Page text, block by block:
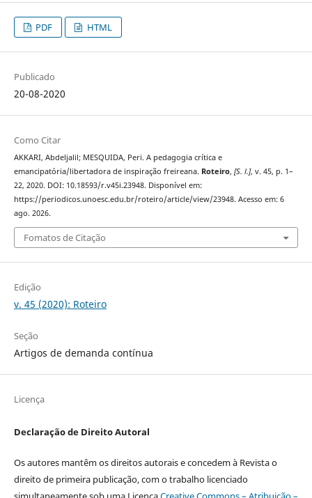
PDF HTML
Publicado
20-08-2020
Como Citar
AKKARI, Abdeljalil; MESQUIDA, Peri. A pedagogia crítica e
emancipatória/libertadora de inspiração freireana. Roteiro, [S. l.], v. 45, p. 1–
22, 2020. DOI: 10.18593/r.v45i.23948. Disponível em:
https://periodicos.unoesc.edu.br/roteiro/article/view/23948. Acesso em: 6
ago. 2026.
Fomatos de Citação
Edição
v. 45 (2020): Roteiro
Seção
Artigos de demanda contínua
Licença
Declaração de Direito Autoral
Os autores mantêm os direitos autorais e concedem à Revista o
direito de primeira publicação, com o trabalho licenciado